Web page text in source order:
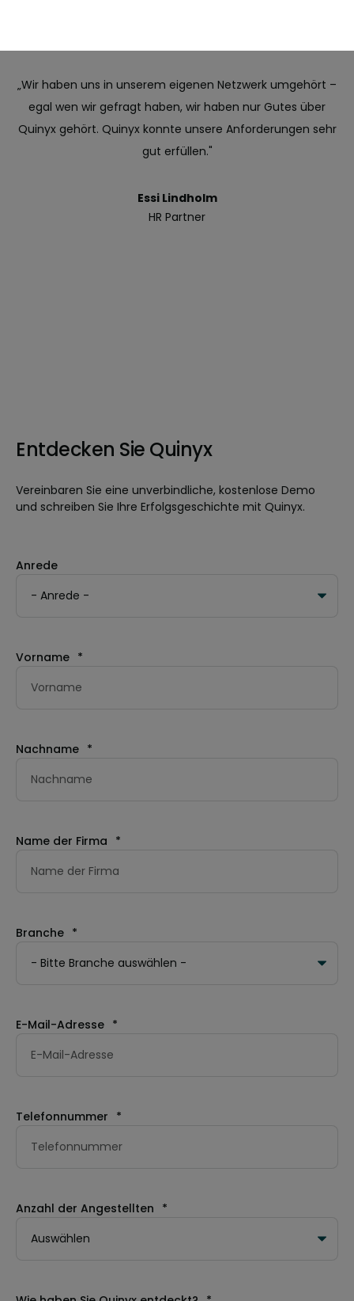
„Wir haben uns in unserem eigenen Netzwerk umgehört –
egal wen wir gefragt haben, wir haben nur Gutes über
Quinyx gehört. Quinyx konnte unsere Anforderungen sehr
gut erfüllen."
Essi Lindholm
HR Partner
Entdecken Sie Quinyx
Vereinbaren Sie eine unverbindliche, kostenlose Demo
und schreiben Sie Ihre Erfolgsgeschichte mit Quinyx.
Anrede
Vorname *
Nachname *
Name der Firma *
Branche *
E-Mail-Adresse *
Telefonnummer *
Anzahl der Angestellten *